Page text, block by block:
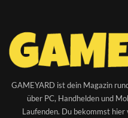
GAMEYARD ist dein Magazin
über PC, Handhelden und
Laufenden. Du bekommst